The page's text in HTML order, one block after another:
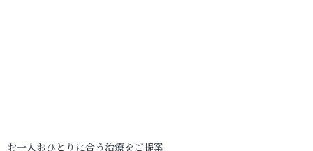
お一人おひとりに合う治療をご提案